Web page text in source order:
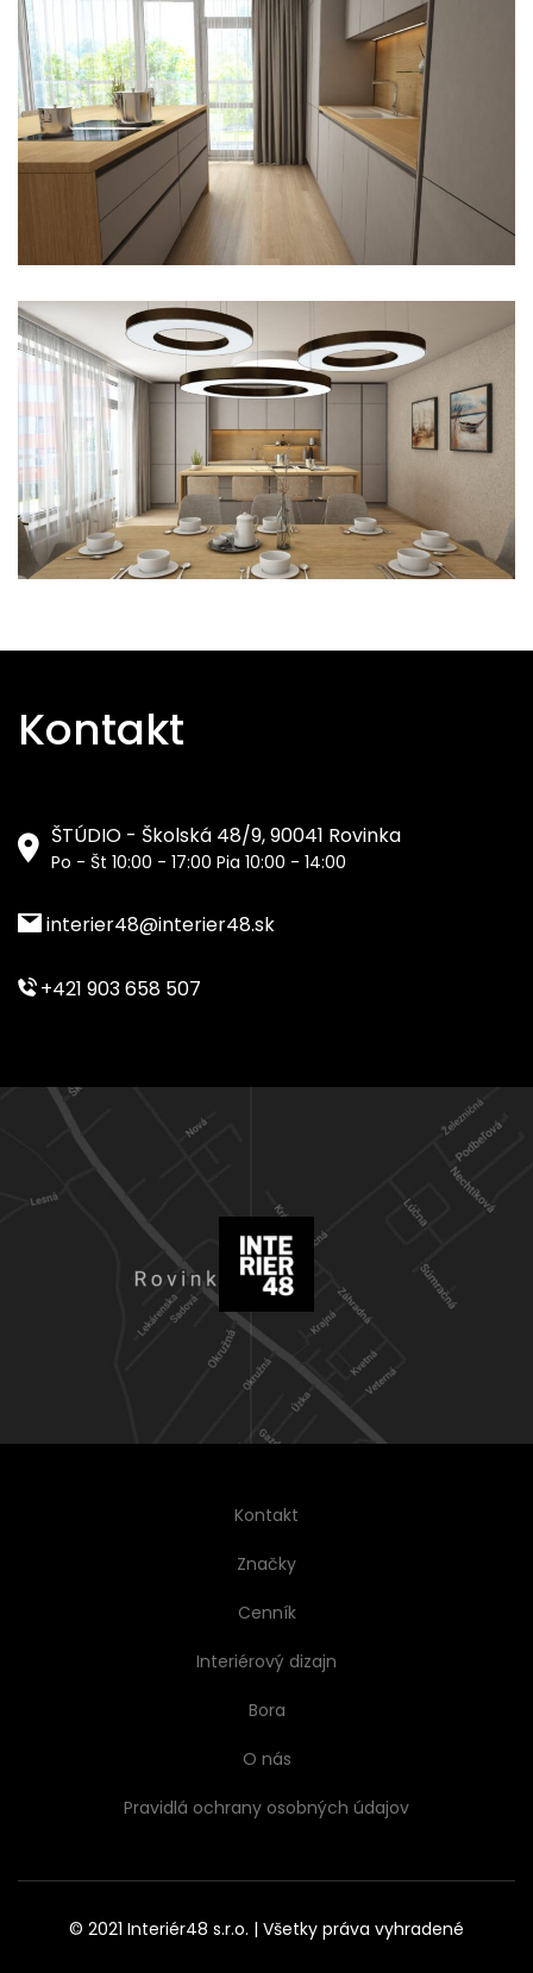
Kontakt
ŠTÚDIO - Školská 48/9, 90041 Rovinka
Po - Št 10:00 - 17:00 Pia 10:00 - 14:00
interier48@interier48.sk
+421 903 658 507
Kontakt
Značky
Cenník
Interiérový dizajn
Bora
O nás
Pravidlá ochrany osobných údajov
© 2021 Interiér48 s.r.o. | Všetky práva vyhradené